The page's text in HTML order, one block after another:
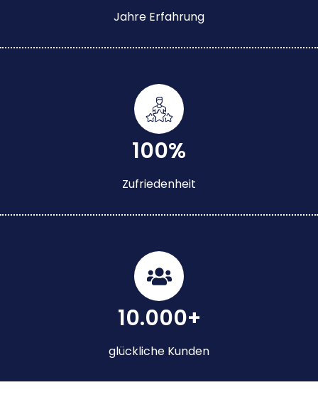
Jahre Erfahrung
100%
Zufriedenheit
10.000+
glückliche Kunden